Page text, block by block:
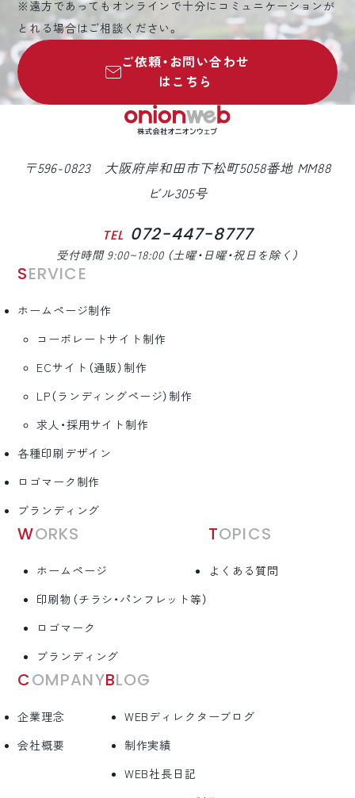
※遠方であってもオンラインで十分にコミュニケーションが
とれる場合はご相談ください。
ご依頼・お問い合わせ
はこちら
〒596-0823 大阪府岸和田市下松町5058番地 MM88
ビル305号
TEL 072-447-8777
受付時間 9:00~18:00 （土曜・日曜・祝日を除く）
SERVICE
ホームページ制作
コーポレートサイト制作
ECサイト（通販）制作
LP（ランディングページ）制作
求人・採用サイト制作
各種印刷デザイン
ロゴマーク制作
ブランディング
WORKS
ホームページ
印刷物（チラシ・パンフレット等）
ロゴマーク
ブランディング
TOPICS
よくある質問
COMPANY
企業理念
会社概要
BLOG
WEBディレクターブログ
制作実績
WEB社長日記